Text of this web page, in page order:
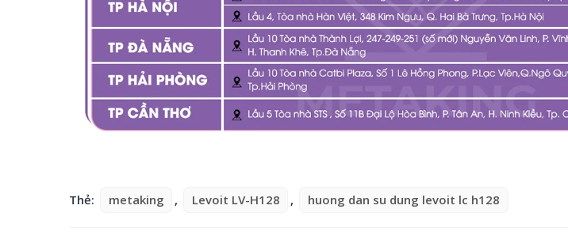
Thẻ: metaking , Levoit LV-H128 , huong dan su dung levoit lc h128